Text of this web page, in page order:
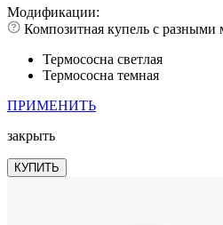
Модификации:
Композитная купель с разными
Термососна светлая
Термососна темная
ПРИМЕНИТЬ
закрыть
КУПИТЬ